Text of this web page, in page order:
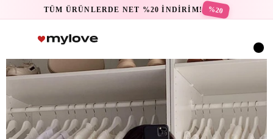
TÜM ÜRÜNLERDE NET %20 İNDİRİM! %20